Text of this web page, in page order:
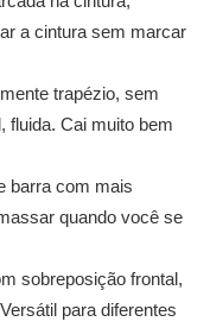
a cintura sem marcar
trapézio, sem
fluida. Cai muito bem
com mais
quando você se
sobreposição frontal,
para diferentes